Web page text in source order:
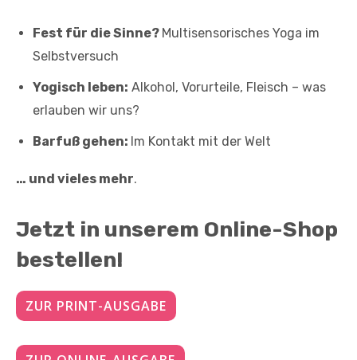
Fest für die Sinne? Multisensorisches Yoga im
Selbstversuch
Yogisch leben: Alkohol, Vorurteile, Fleisch – was
erlauben wir uns?
Barfuß gehen: Im Kontakt mit der Welt
… und vieles mehr.
Jetzt in unserem Online-Shop
bestellen!
ZUR PRINT-AUSGABE